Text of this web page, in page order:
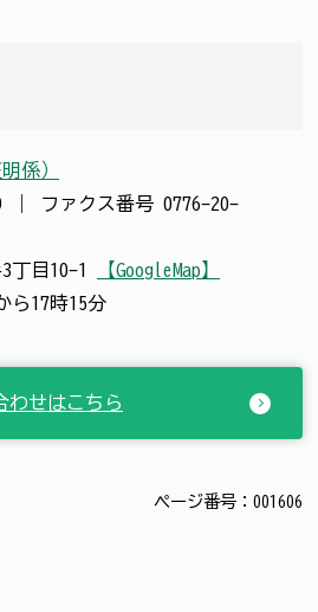
係）
ファクス番号 0776-20-
丁目10-1
【GoogleMap】
ら17時15分
わせはこちら
ページ番号：001606